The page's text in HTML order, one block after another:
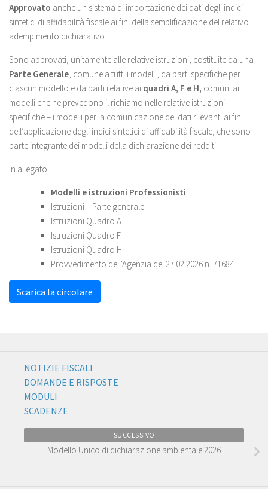
Approvato anche un sistema di importazione dei dati degli indici
sintetici di affidabilità fiscale ai fini della semplificazione del relativo
adempimento dichiarativo.
Sono approvati, unitamente alle relative istruzioni, costituite da una
Parte Generale, comune a tutti i modelli, da parti specifiche per
ciascun modello e da parti relative ai quadri A, F e H, comuni ai
modelli che ne prevedono il richiamo nelle relative istruzioni
specifiche – i modelli per la comunicazione dei dati rilevanti ai fini
dell’applicazione degli indici sintetici di affidabilità fiscale, che sono
parte integrante dei modelli della dichiarazione dei redditi.
In allegato:
Modelli e istruzioni Professionisti
Istruzioni – Parte generale
Istruzioni Quadro A
Istruzioni Quadro F
Istruzioni Quadro H
Provvedimento dell'Agenzia del 27.02.2026 n. 71684
Scarica la circolare
NOTIZIE FISCALI
DOMANDE E RISPOSTE
MODULI
SCADENZE
SUCCESSIVO
Modello Unico di dichiarazione ambientale 2026